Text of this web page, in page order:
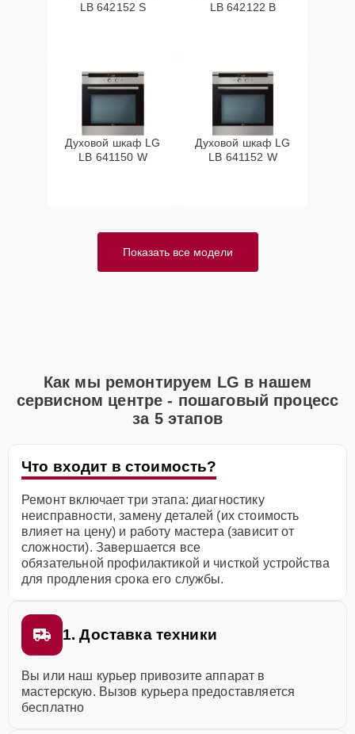
LB 642152 S
LB 642122 B
Духовой шкаф LG
LB 641150 W
Духовой шкаф LG
LB 641152 W
Показать все модели
Как мы ремонтируем LG в нашем
сервисном центре - пошаговый процесс
за 5 этапов
Что входит в стоимость?
Ремонт включает три этапа: диагностику
неисправности, замену деталей (их стоимость
влияет на цену) и работу мастера (зависит от
сложности). Завершается все
обязательной профилактикой и чисткой устройства
для продления срока его службы.
1. Доставка техники
Вы или наш курьер привозите аппарат в
мастерскую. Вызов курьера предоставляется
бесплатно